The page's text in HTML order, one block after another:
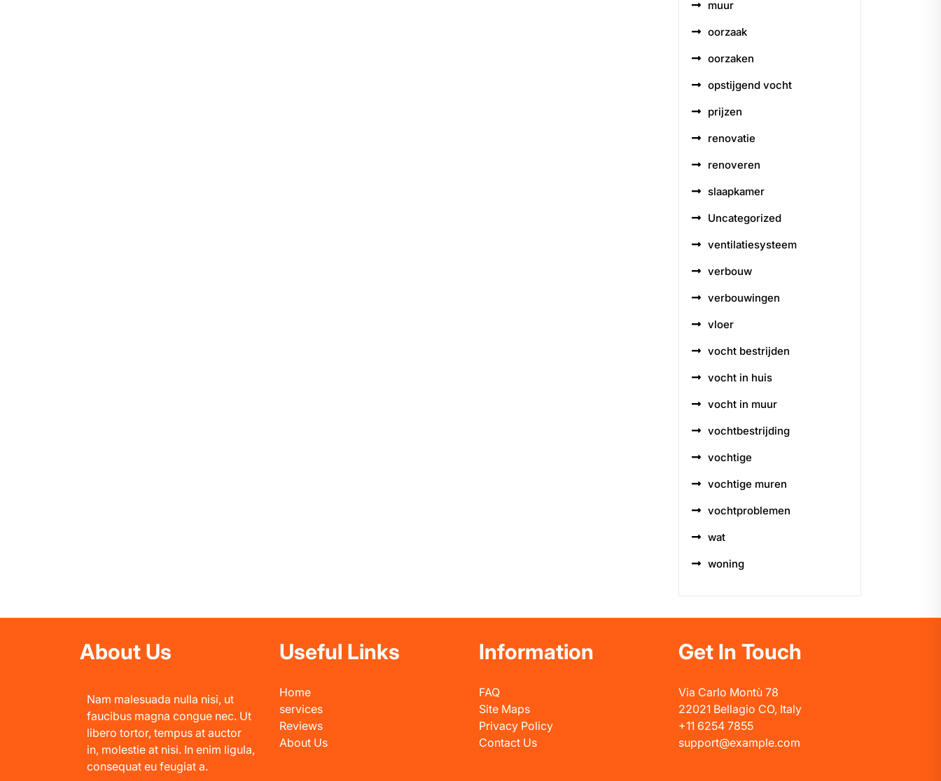
muur
oorzaak
oorzaken
opstijgend vocht
prijzen
renovatie
renoveren
slaapkamer
Uncategorized
ventilatiesysteem
verbouw
verbouwingen
vloer
vocht bestrijden
vocht in huis
vocht in muur
vochtbestrijding
vochtige
vochtige muren
vochtproblemen
wat
woning
About Us
Nam malesuada nulla nisi, ut
faucibus magna congue nec. Ut
libero tortor, tempus at auctor
in, molestie at nisi. In enim ligula,
consequat eu feugiat a.
Useful Links
Home
services
Reviews
About Us
Information
FAQ
Site Maps
Privacy Policy
Contact Us
Get In Touch
Via Carlo Montù 78
22021 Bellagio CO, Italy
+11 6254 7855
support@example.com